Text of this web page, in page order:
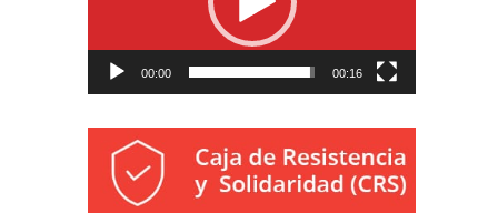
00:00 00:16